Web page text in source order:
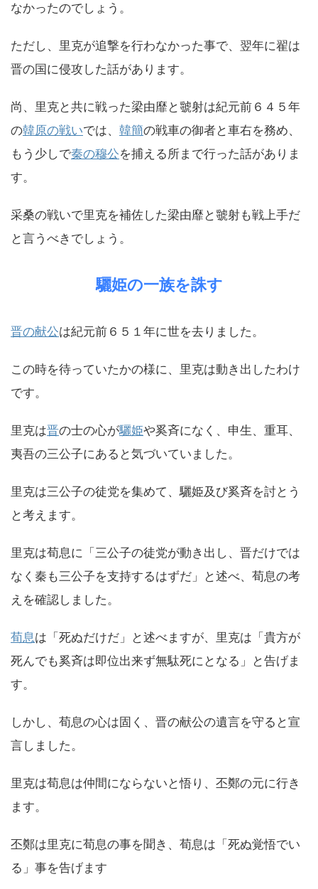
なかったのでしょう。
ただし、里克が追撃を行わなかった事で、翌年に翟は
晋の国に侵攻した話があります。
尚、里克と共に戦った梁由靡と虢射は紀元前６４５年
の韓原の戦いでは、 韓簡の戦車の御者と車右を務め、
もう少しで秦の穆公を捕える所まで行った話がありま
す。
采桑の戦いで里克を補佐した梁由靡と虢射も戦上手だ
と言うべきでしょう。
驪姫の一族を誅す
晋の献公は紀元前６５１年に世を去りました。
この時を待っていたかの様に、里克は動き出したわけ
です。
里克は晋の士の心が驪姫や奚斉になく、申生、重耳、
夷吾の三公子にあると気づいていました。
里克は三公子の徒党を集めて、驪姫及び奚斉を討とう
と考えます。
里克は荀息に「三公子の徒党が動き出し、晋だけでは
なく秦も三公子を支持するはずだ」と述べ、荀息の考
えを確認しました。
荀息は「死ぬだけだ」と述べますが、里克は「貴方が
死んでも奚斉は即位出来ず無駄死にとなる」と告げま
す。
しかし、荀息の心は固く、晋の献公の遺言を守ると宣
言しました。
里克は荀息は仲間にならないと悟り、丕鄭の元に行き
ます。
丕鄭は里克に荀息の事を聞き、荀息は「死ぬ覚悟でい
る」事を告げます